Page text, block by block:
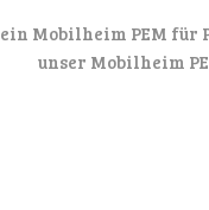
ein Mobilheim PEM für
unser Mobilheim